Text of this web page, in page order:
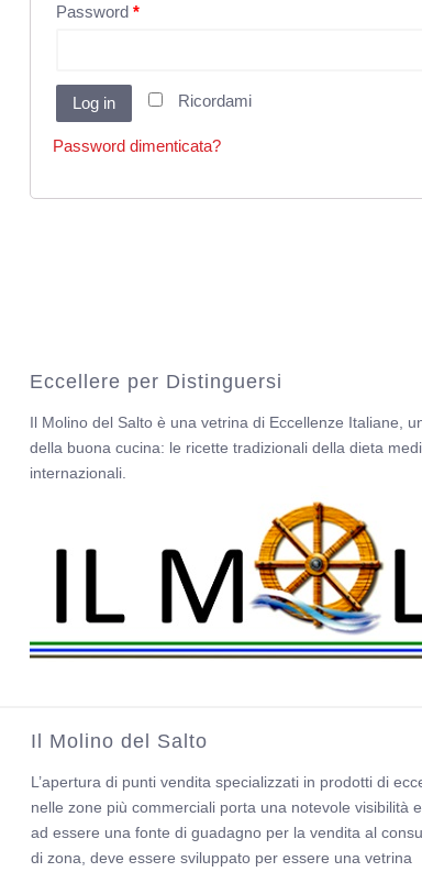
Password *
Ricordami
Log in
Password dimenticata?
Eccellere per Distinguersi
Il Molino del Salto è una vetrina di Eccellenze Italiane,
della buona cucina: le ricette tradizionali della dieta
internazionali.
Il Molino del Salto
L’apertura di punti vendita specializzati in prodotti di
nelle zone più commerciali porta una notevole visibilità
ad essere una fonte di guadagno per la vendita al
di zona, deve essere sviluppato per essere una vetrina